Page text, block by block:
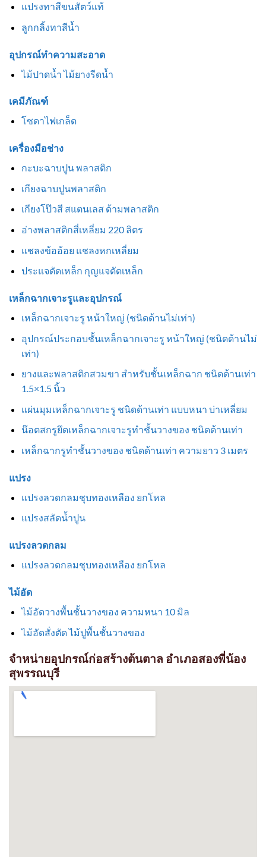
แปรงทาสีขนสัตว์แท้
ลูกกลิ้งทาสีน้ำ
อุปกรณ์ทำความสะอาด
ไม้ปาดน้ำ ไม้ยางรีดน้ำ
เคมีภัณฑ์
โซดาไฟเกล็ด
เครื่องมือช่าง
กะบะฉาบปูน พลาสติก
เกียงฉาบปูนพลาสติก
เกียงโป๊วสี สแตนเลส ด้ามพลาสติก
อ่างพลาสติกสี่เหลี่ยม 220 ลิตร
แชลงข้ออ้อย แชลงหกเหลี่ยม
ประแจดัดเหล็ก กุญแจดัดเหล็ก
เหล็กฉากเจาะรูและอุปกรณ์
เหล็กฉากเจาะรู หน้าใหญ่ (ชนิดด้านไม่เท่า)
อุปกรณ์ประกอบชั้นเหล็กฉากเจาะรู หน้าใหญ่ (ชนิดด้านไม่
เท่า)
ยางและพลาสติกสวมขา สำหรับชั้นเหล็กฉาก ชนิดด้านเท่า
1.5×1.5 นิ้ว
แผ่นมุมเหล็กฉากเจาะรู ชนิดด้านเท่า แบบหนา บ่าเหลี่ยม
น๊อตสกรูยึดเหล็กฉากเจาะรูทำชั้นวางของ ชนิดด้านเท่า
เหล็กฉากรูทำชั้นวางของ ชนิดด้านเท่า ความยาว 3 เมตร
แปรง
แปรงลวดกลมชุบทองเหลือง ยกโหล
แปรงสลัดน้ำปูน
แปรงลวดกลม
แปรงลวดกลมชุบทองเหลือง ยกโหล
ไม้อัด
ไม้อัดวางพื้นชั้นวางของ ความหนา 10 มิล
ไม้อัดสั่งตัด ไม้ปูพื้นชั้นวางของ
จำหน่ายอุปกรณ์ก่อสร้างต้นตาล อำเภอสองพี่น้อง
สุพรรณบุรี